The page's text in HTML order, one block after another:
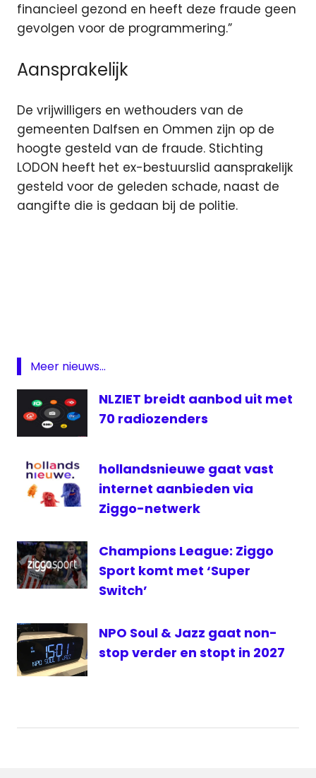
financieel gezond en heeft deze fraude geen
gevolgen voor de programmering.”
Aansprakelijk
De vrijwilligers en wethouders van de
gemeenten Dalfsen en Ommen zijn op de
hoogte gesteld van de fraude. Stichting
LODON heeft het ex-bestuurslid aansprakelijk
gesteld voor de geleden schade, naast de
aangifte die is gedaan bij de politie.
Dalfsen
Ommen en
Nieuwleusen
Radio
Vechtdal
FM
Meer nieuws...
NLZIET breidt aanbod uit met
70 radiozenders
hollandsnieuwe gaat vast
internet aanbieden via
Ziggo-netwerk
Champions League: Ziggo
Sport komt met ‘Super
Switch’
NPO Soul & Jazz gaat non-
stop verder en stopt in 2027